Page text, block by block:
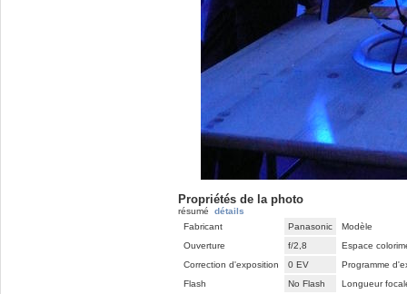
Propriétés de la photo
résumé détails
Fabricant
Panasonic
Modèle
Ouverture
f/2,8
Espace
Correction d'exposition
0 EV
Programme
Flash
No Flash
Longueur